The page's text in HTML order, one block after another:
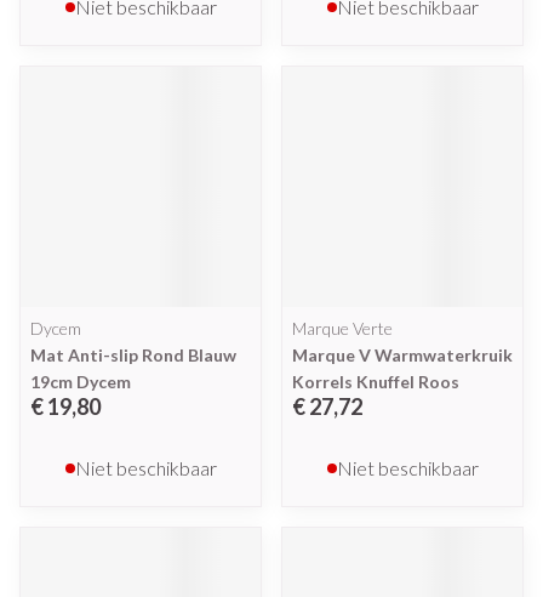
Niet beschikbaar Niet beschikbaar
Dycem
Mat Anti-slip Rond Blauw
19cm Dycem
€ 19,80
Niet beschikbaar
Marque Verte
Marque V Warmwaterkruik
Korrels Knuffel Roos
€ 27,72
Niet beschikbaar